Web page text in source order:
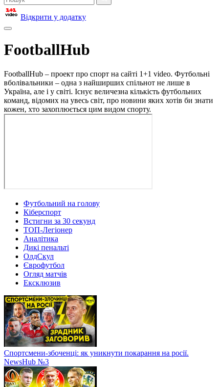
Відкрити у додатку
FootballHub
FootballHub – проект про спорт на сайті 1+1 video. Футбольні
вболівальники – одна з найширших спільнот не лише в
Україна, але і у світі. Існує величезна кількість футбольних
команд, відомих на увесь світ, про новини яких хотів би знати
кожен, хто захоплюється цим видом спорту.
Футбольний на голову
Кіберспорт
Встигни за 30 секунд
ТОП-Легіонер
Аналітика
Дикі пенальті
ОлдСкул
Єврофутбол
Огляд матчів
Ексклюзив
Спортсмени-збоченці: як уникнути покарання на росії.
NewsHub №3